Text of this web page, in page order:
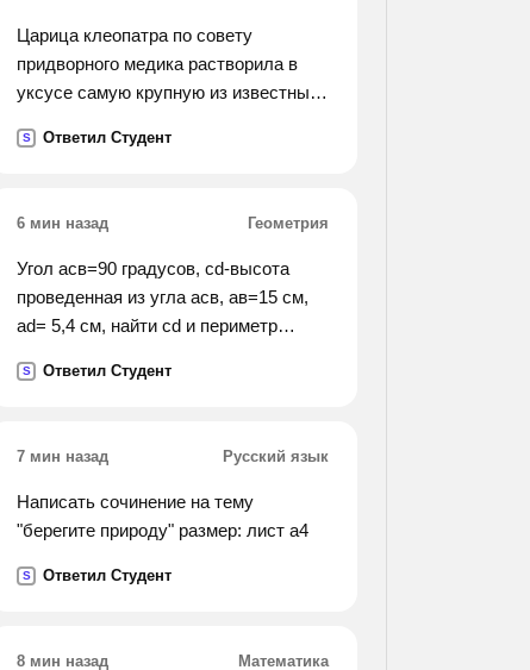
Царица клеопатра по совету
придворного медика растворила в
уксусе самую крупную из известных
принимала полученный растворв
какое соединение она принимала?
S Ответил Студент
6 мин назад Геометрия
Угол асв=90 градусов, сd-высота
проведенная из угла асв, ав=15 см,
аd= 5,4 см, найти сd и периметр
S Ответил Студент
7 мин назад Русский язык
Написать сочинение на тему
"берегите природу" размер: лист а4
S Ответил Студент
8 мин назад Математика